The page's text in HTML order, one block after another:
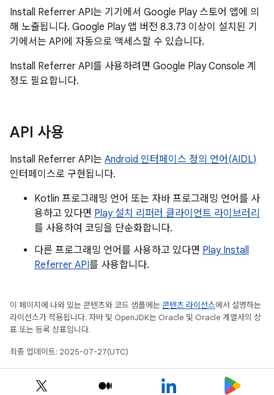
Install Referrer API는 기기에서 Google Play 스토어 앱에 의
해 노출됩니다. Google Play 앱 버전 8.3.73 이상이 설치된 기
기에서는 API에 자동으로 액세스할 수 있습니다.
Install Referrer API를 사용하려면 Google Play Console 계
정도 필요합니다.
API 사용
Install Referrer API는 Android 인터페이스 정의 언어(AIDL)
인터페이스로 구현됩니다.
Kotlin 프로그래밍 언어 또는 자바 프로그래밍 언어를 사
용하고 있다면 Play 설치 리퍼러 클라이언트 라이브러리
를 사용하여 코딩을 단순화합니다.
다른 프로그래밍 언어를 사용하고 있다면 Play Install
Referrer API를 사용합니다.
이 페이지에 나와 있는 콘텐츠와 코드 샘플에는 콘텐츠 라이선스에서 설명하는
라이선스가 적용됩니다. 자바 및 OpenJDK는 Oracle 및 Oracle 계열사의 상
표 또는 등록 상표입니다.
최종 업데이트: 2025-07-27(UTC)